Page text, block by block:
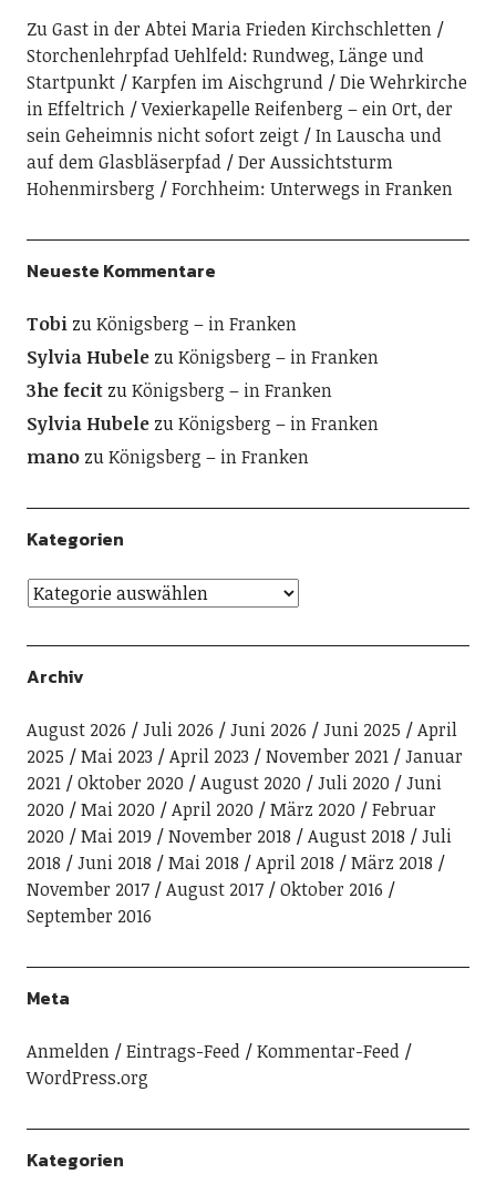
Zu Gast in der Abtei Maria Frieden Kirchschletten
Storchenlehrpfad Uehlfeld: Rundweg, Länge und
Startpunkt
Karpfen im Aischgrund
Die Wehrkirche
in Effeltrich
Vexierkapelle Reifenberg – ein Ort, der
sein Geheimnis nicht sofort zeigt
In Lauscha und
auf dem Glasbläserpfad
Der Aussichtsturm
Hohenmirsberg
Forchheim: Unterwegs in Franken
Neueste Kommentare
TobizuKönigsberg – in Franken
Sylvia HubelezuKönigsberg – in Franken
3he fecitzuKönigsberg – in Franken
Sylvia HubelezuKönigsberg – in Franken
manozuKönigsberg – in Franken
Kategorien
Archiv
August 2026 Juli 2026 Juni 2026 Juni 2025
April
2025
Mai 2023 April 2023 November 2021
Januar
2021
Oktober 2020 August 2020 Juli 2020
Juni
2020
Mai 2020 April 2020 März 2020
Februar
2020
Mai 2019 November 2018 August 2018
Juli
2018
Juni 2018 Mai 2018 April 2018
März 2018
November 2017
August 2017
Oktober 2016
September 2016
Meta
Anmelden Eintrags-Feed
Kommentar-Feed
WordPress.org
Kategorien